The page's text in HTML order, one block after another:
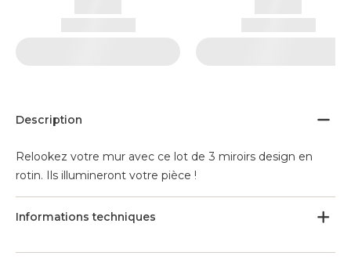
Description
Relookez votre mur avec ce lot de 3 miroirs design en
rotin. Ils illumineront votre pièce !
Informations techniques